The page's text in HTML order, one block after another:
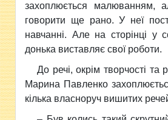
захоплюється малюванням,
говорити ще рано. У неї
навчанні. Але на сторінці у
донька виставляє свої роботи.
До речі, окрім творчості та
Марина Павленко
кілька власноруч вишитих